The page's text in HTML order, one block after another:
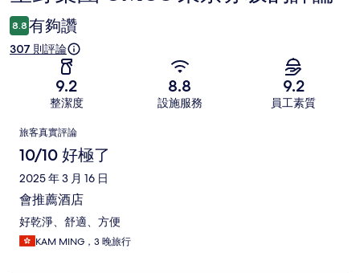
論
8.8 有夠讚
307 則評論
9.2
整潔度
8.8
設施服務
9.2
員工素質
評
論
旅客真實評論
10/10 好極了
2025 年 3 月 16 日
會推薦酒店
好乾淨、舒適、方便
KAM MING，3 晚旅行